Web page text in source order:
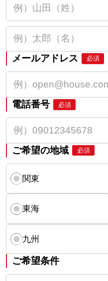
メールアドレス 必須
電話番号 必須
ご希望の地域 必須
関東
東海
九州
ご希望条件